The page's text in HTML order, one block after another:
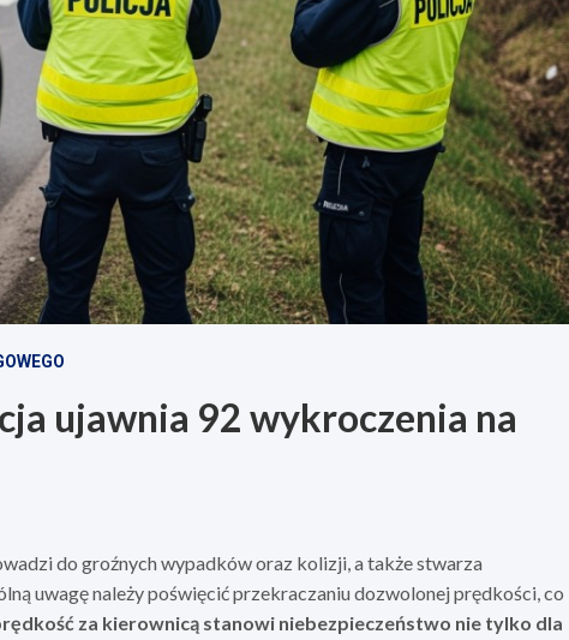
ujawnia 92 wykroczenia na
do groźnych wypadków oraz kolizji, a także stwarza
uwagę należy poświęcić przekraczaniu dozwolonej prędkości, co
za kierownicą stanowi niebezpieczeństwo nie tylko dla